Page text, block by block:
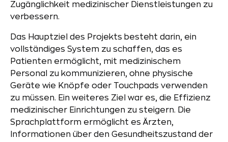
Zugänglichkeit medizinischer Dienstleistungen zu
verbessern.
Das Hauptziel des Projekts besteht darin, ein
vollständiges System zu schaffen, das es
Patienten ermöglicht, mit medizinischem
Personal zu kommunizieren, ohne physische
Geräte wie Knöpfe oder Touchpads verwenden
zu müssen. Ein weiteres Ziel war es, die Effizienz
medizinischer Einrichtungen zu steigern. Die
Sprachplattform ermöglicht es Ärzten,
Informationen über den Gesundheitszustand der